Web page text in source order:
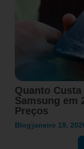
Quanto
Samsung em
Preços
Blog janeiro 19,